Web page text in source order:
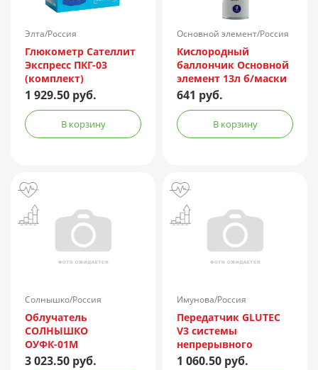
Элта/Россия
Глюкометр Сателлит
Экспресс ПКГ-03
(комплект)
1 929.50 руб.
В корзину
Основной элемент/Россия
Кислородный
баллончик Основной
элемент 13л б/маски
641 руб.
В корзину
Солнышко/Россия
Облучатель
СОЛНЫШКО
ОУФК-01М
3 023.50 руб.
Имунова/Россия
Передатчик GLUTEC
V3 системы
непрерывного
мониторинга
1 060.50 руб.